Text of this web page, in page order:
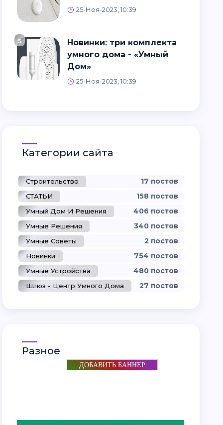
25-Ноя-2023, 10:39
5
Новинки: три комплекта
умного дома - «Умный
Дом»
25-Ноя-2023, 10:39
Категории сайта
Строительство 17 постов
СТАТЬИ 158 постов
Умный Дом И Решения 406 постов
Умные Решения 340 постов
Умные Советы 2 постов
Новинки 754 постов
Умные Устройства 480 постов
Шлюз - Центр Умного Дома 27 постов
0 постов
Умный Датчик Света
0 постов
Разное
ДОБАВИТЬ БАННЕР